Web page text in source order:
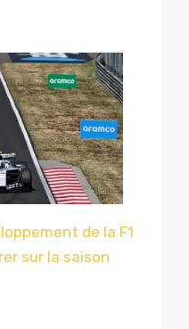
de la F1
sur la saison